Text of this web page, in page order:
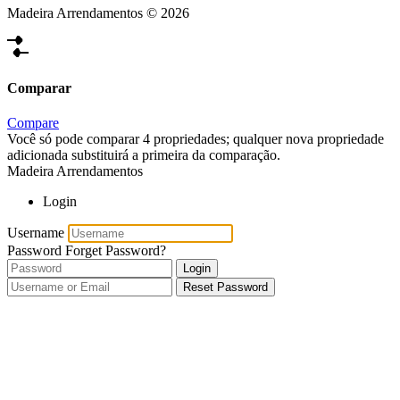
Madeira Arrendamentos © 2026
Comparar
Compare
Você só pode comparar 4 propriedades; qualquer nova propriedade
adicionada substituirá a primeira da comparação.
Madeira Arrendamentos
Login
Username
Password Forget Password?
Login
Reset Password